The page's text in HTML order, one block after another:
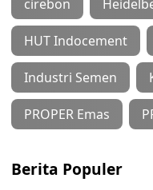
cirebon
HUT Indocement
Industri Semen
PROPER Emas
Berita Populer